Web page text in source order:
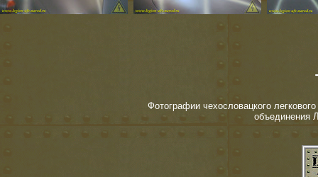
Фотографии чехословацкого
объединения